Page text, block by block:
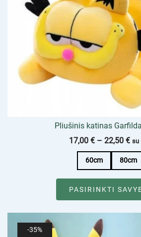
Pliušinis katinas
17,00 € – 22,50 € su
60cm 80cm
PASIRINKTI
-35%